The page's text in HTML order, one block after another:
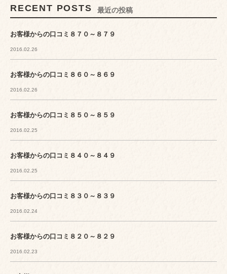
RECENT POSTS 最近の投稿
お客様からの口コミ８７０～８７９
2016.02.26
お客様からの口コミ８６０～８６９
2016.02.26
お客様からの口コミ８５０～８５９
2016.02.25
お客様からの口コミ８４０～８４９
2016.02.25
お客様からの口コミ８３０～８３９
2016.02.24
お客様からの口コミ８２０～８２９
2016.02.23